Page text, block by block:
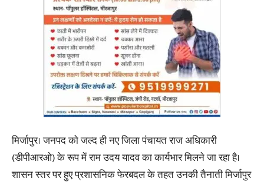
मिर्जापुर। जनपद को जल्द ही नए जिला पंचायत राज अधिकारी
(डीपीआरओ) के रूप में राम उदय यादव का कार्यभार मिलने जा रहा है।
शासन स्तर पर हुए प्रशासनिक फेरबदल के तहत उनकी तैनाती मिर्जापुर